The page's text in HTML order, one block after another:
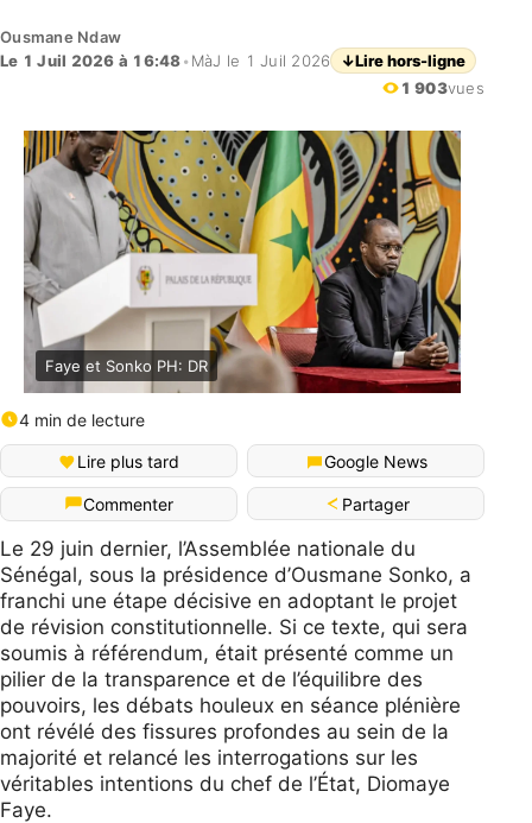
Ousmane Ndaw
Le 1 Juil 2026 à 16:48• MàJ le 1 Juil 2026 ↓Lire hors-ligne
1 903vues
Faye et Sonko PH: DR
4 min de lecture
Lire plus tard Google News
Commenter Partager
Le 29 juin dernier, l’Assemblée nationale du
Sénégal, sous la présidence d’Ousmane Sonko, a
franchi une étape décisive en adoptant le projet
de révision constitutionnelle. Si ce texte, qui sera
soumis à référendum, était présenté comme un
pilier de la transparence et de l’équilibre des
pouvoirs, les débats houleux en séance plénière
ont révélé des fissures profondes au sein de la
majorité et relancé les interrogations sur les
véritables intentions du chef de l’État, Diomaye
Faye.